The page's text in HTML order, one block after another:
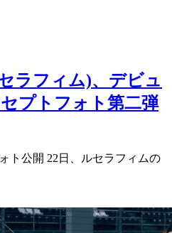
ラフィム)、デビュ
プトフォト第二弾
ト公開 22日、ルセラフィムの